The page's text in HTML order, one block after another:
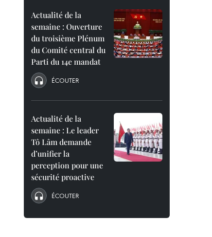
Actualité de la
semaine : Ouverture
du troisième Plénum
du Comité central du
Parti du 14e mandat
ÉCOUTER
Actualité de la
semaine : Le leader
Tô Lâm demande
d’unifier la
perception pour une
sécurité proactive
ÉCOUTER